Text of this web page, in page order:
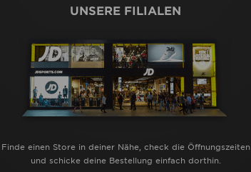
UNSERE FILIALEN
Finde einen Store in deiner Nähe, check die Öffnungszeiten
und schicke deine Bestellung einfach dorthin.